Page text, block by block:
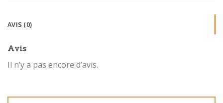
AVIS (0)
Avis
Il n’y a pas encore d’avis.